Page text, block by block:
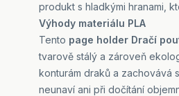
produkt s hladkými hranami,
Výhody materiálu PLA
Tento page holder Dračí
tvarově stálý a zároveň
konturám draků a zachovává
neunaví ani při dočítání